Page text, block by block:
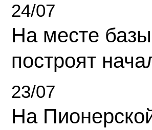
24/07
На месте
построят
23/07
На